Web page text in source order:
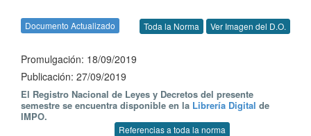
Documento Actualizado Toda la Norma Ver Imagen del D.O.
Promulgación: 18/09/2019
Publicación: 27/09/2019
El Registro Nacional de Leyes y Decretos del presente
semestre se encuentra disponible en la Librería Digital de
IMPO.
Referencias a toda la norma